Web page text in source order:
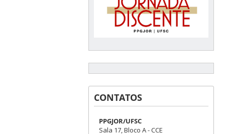
CONTATOS
PPGJOR/UFSC
Sala 17, Bloco A - CCE